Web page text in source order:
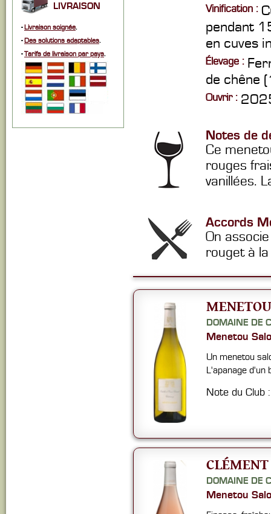
LIVRAISON
-Livraison soignée.
-Des solutions adaptables.
-Tarifs de livraison par pays.
Vinification :
pendant
en cuves
Élevage :
de chêne
Ouvrir :
Notes de
Ce
rouges
vanillées.
Accords
On
rouget à la
DOMAINE DE
Menetou
Un menetou
L'apanage d'un
Note du Club
DOMAINE DE
Menetou